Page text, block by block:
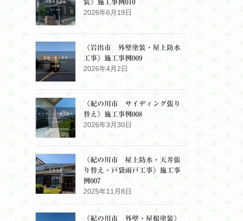
装》施工事例010
2026年6月19日
《岩出市 外壁塗装・屋上防水
工事》施工事例009
2026年4月2日
《紀の川市 サイディング張り
替え》施工事例008
2026年3月30日
《紀の川市 屋上防水・天井張
り替え・戸袋雨戸工事》施工事
例007
2025年11月8日
《紀の川市 外壁・屋根塗装》